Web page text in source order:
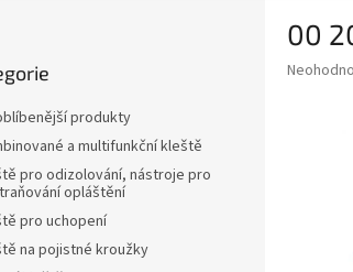
produkty
a multifunkční kleště
pro odizolování, nástroje pro
opláštění
pro uchopení
na pojistné kroužky
00
Průměrné